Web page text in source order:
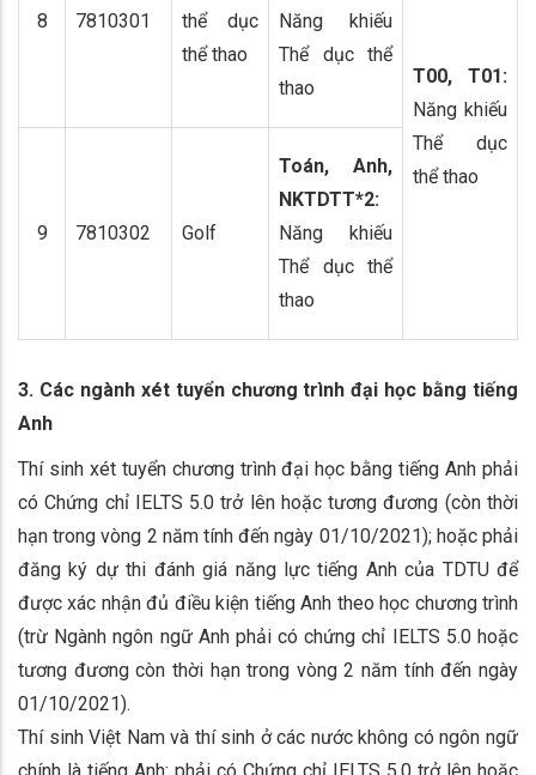
8 7810301
thể dục
thể thao
Năng khiếu
Thể dục thể
thao
T00, T01:
Năng khiếu
Thể dục
thể thao
9 7810302 Golf
Toán, Anh,
NKTDTT*2:
Năng khiếu
Thể dục thể
thao
3. Các ngành xét tuyển chương trình đại học bằng tiếng
Anh
Thí sinh xét tuyển chương trình đại học bằng tiếng Anh phải
có Chứng chỉ IELTS 5.0 trở lên hoặc tương đương (còn thời
hạn trong vòng 2 năm tính đến ngày 01/10/2021); hoặc phải
đăng ký dự thi đánh giá năng lực tiếng Anh của TDTU để
được xác nhận đủ điều kiện tiếng Anh theo học chương trình
(trừ Ngành ngôn ngữ Anh phải có chứng chỉ IELTS 5.0 hoặc
tương đương còn thời hạn trong vòng 2 năm tính đến ngày
01/10/2021).
Thí sinh Việt Nam và thí sinh ở các nước không có ngôn ngữ